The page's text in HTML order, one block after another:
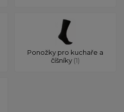
Ponožky pro kuchaře a
číšníky (1)